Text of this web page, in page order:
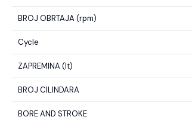
BROJ OBRTAJA (rpm)
Cycle
ZAPREMINA (lt)
BROJ CILINDARA
BORE AND STROKE